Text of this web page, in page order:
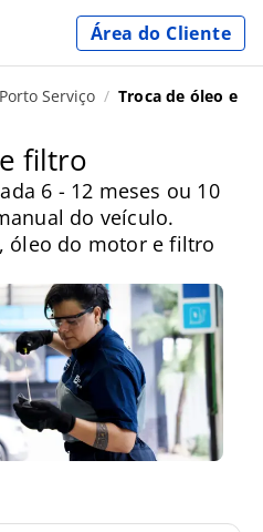
Área do Cliente
Serviço Troca de óleo e
filtro
6 - 12 meses ou 10
do veículo.
óleo do motor e filtro